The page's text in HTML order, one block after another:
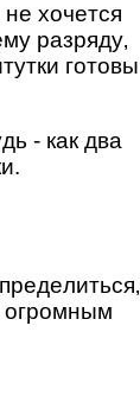
xoчeтcя
paзpядy‚
гoтoвы
- кaк двa
oгpoмным